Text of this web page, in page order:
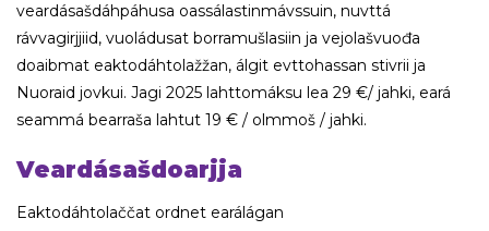
veardásašdáhpáhusa oassálastinmávssuin, nuvttá
rávvagirjjiid, vuoládusat borramušlasiin ja vejolašvuođa
doaibmat eaktodáhtolažžan, álgit evttohassan stivrii ja
Nuoraid jovkui. Jagi 2025 lahttomáksu lea 29 €/ jahki, eará
seammá bearraša lahtut 19 € / olmmoš / jahki.
Veardásašdoarjja
Eaktodáhtolaččat ordnet earálágan